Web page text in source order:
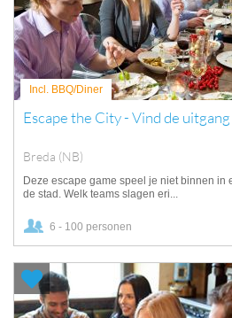
Incl. BBQ/Diner
Escape the City - Vind de uitgang
Breda (NB)
Deze escape game speel je niet binnen in
de stad. Welk teams slagen eri...
6 - 100 personen